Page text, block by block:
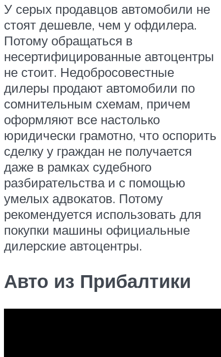
У серых продавцов автомобили не
стоят дешевле, чем у офдилера.
Потому обращаться в
несертифицированные автоцентры
не стоит. Недобросовестные
дилеры продают автомобили по
сомнительным схемам, причем
оформляют все настолько
юридически грамотно, что оспорить
сделку у граждан не получается
даже в рамках судебного
разбирательства и с помощью
умелых адвокатов. Потому
рекомендуется использовать для
покупки машины официальные
дилерские автоцентры.
Авто из Прибалтики